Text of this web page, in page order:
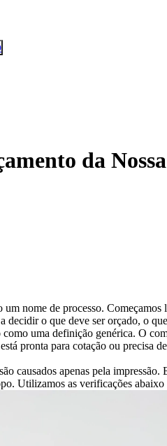
da
um nome de processo.
o que deve ser orçado, o
uma definição genérica. O
pronta para cotação ou precisa
causados apenas pela
Utilizamos as verificações